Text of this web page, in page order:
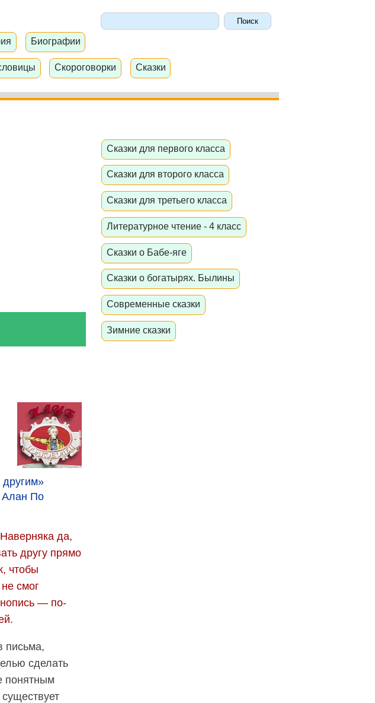
Биографии
Скороговорки Сказки
Алан По
да,
другу прямо
чтобы
смог
— по-
письма,
сделать
понятным
Сказки для первого класса
Сказки для второго класса
Сказки для третьего класса
Литературное чтение - 4 класс
Сказки о Бабе-яге
Сказки о богатырях. Былины
Современные сказки
Зимние сказки